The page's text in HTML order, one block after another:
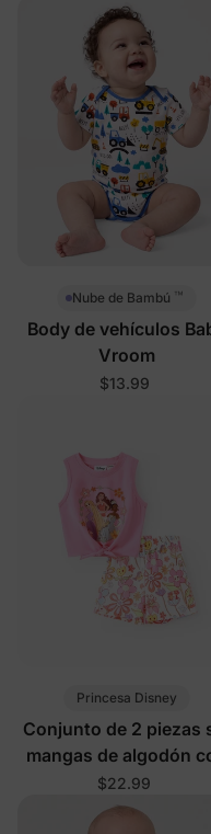
construcción
Nube de Bambú ™
Body de vehículos
Vroom
$13.99
Princesa Disney
Conjunto de 2 piezas
mangas de algodón
flores para niña
color rosa
$22.99